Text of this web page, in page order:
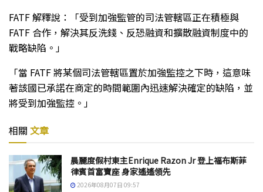
FATF 解釋說：「受到加強監管的司法管轄區正在積極與
FATF 合作，解決其反洗錢、反恐融資和擴散融資制度中的
戰略缺陷。」
「當 FATF 將某個司法管轄區置於加強監控之下時，這意味
著該國已承諾在商定的時間範圍內迅速解決確定的缺陷，並
將受到加強監控。」
相關 文章
晨麗度假村東主Enrique Razon Jr 登上福布斯菲
律賓首富寶座 身家遙遙領先
2026年08月07日 09:57